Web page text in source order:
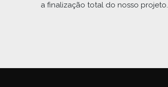
a finalização total do nosso projeto.